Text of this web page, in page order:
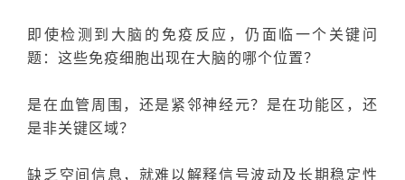
即使检测到 大脑的 免疫反应，仍面临一个关键问
题：这些免疫细胞出现在大脑的哪个位置？
是在血管周围，还是紧邻神经元？是在功能区，还
是非关键区域？
缺乏空间信息，就难以解释信号波动及长期稳定性